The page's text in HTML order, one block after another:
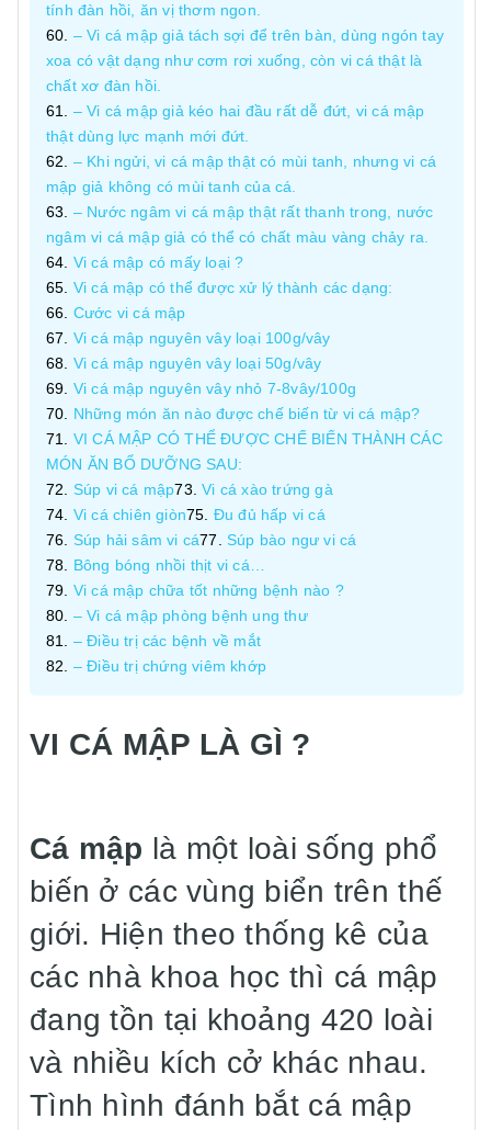
tính đàn hồi, ăn vị thơm ngon.
– Vi cá mập giả tách sợi để trên bàn, dùng ngón tay
xoa có vật dạng như cơm rơi xuống, còn vi cá thật là
chất xơ đàn hồi.
– Vi cá mập giả kéo hai đầu rất dễ đứt, vi cá mập
thật dùng lực mạnh mới đứt.
– Khi ngửi, vi cá mập thật có mùi tanh, nhưng vi cá
mập giả không có mùi tanh của cá.
– Nước ngâm vi cá mập thật rất thanh trong, nước
ngâm vi cá mập giả có thể có chất màu vàng chảy ra.
Vi cá mập có mấy loại ?
Vi cá mập có thể được xử lý thành các dạng:
Cước vi cá mập
Vi cá mập nguyên vây loại 100g/vây
Vi cá mập nguyên vây loại 50g/vây
Vi cá mập nguyên vây nhỏ 7-8vây/100g
Những món ăn nào được chế biến từ vi cá mập?
VI CÁ MẬP CÓ THỂ ĐƯỢC CHẾ BIẾN THÀNH CÁC
MÓN ĂN BỔ DƯỠNG SAU:
Súp vi cá mập
Vi cá xào trứng gà
Vi cá chiên giòn
Đu đủ hấp vi cá
Súp hải sâm vi cá
Súp bào ngư vi cá
Bông bóng nhồi thịt vi cá…
Vi cá mập chữa tốt những bệnh nào ?
– Vi cá mập phòng bệnh ung thư
– Điều trị các bệnh về mắt
– Điều trị chứng viêm khớp
VI CÁ MẬP LÀ GÌ ?
Cá mập là một loài sống phổ
biến ở các vùng biển trên thế
giới. Hiện theo thống kê của
các nhà khoa học thì cá mập
đang tồn tại khoảng 420 loài
và nhiều kích cở khác nhau.
Tình hình đánh bắt cá mập